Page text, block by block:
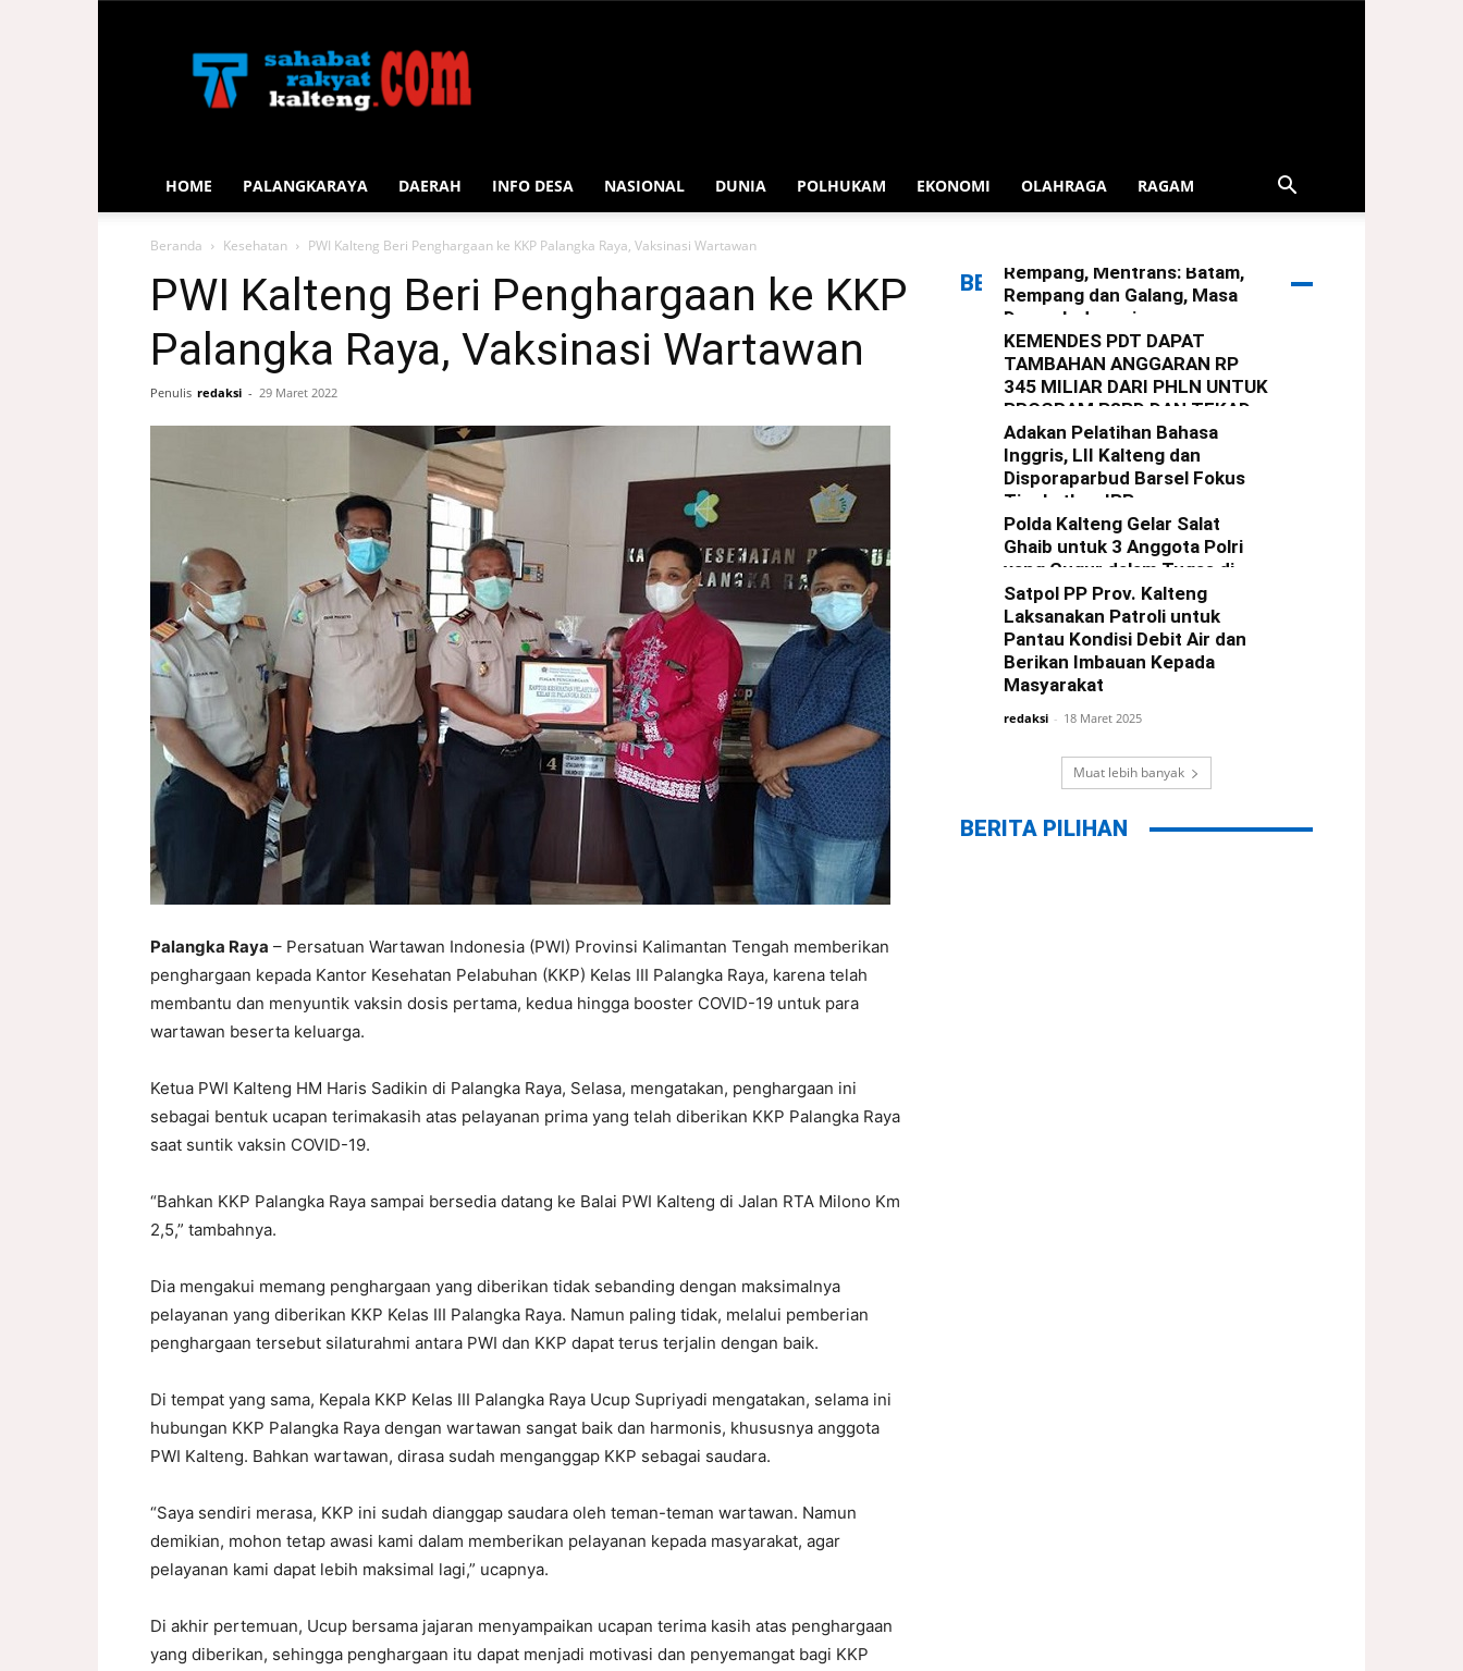
Rakyat
Kalteng
HOME PALANGKARAYA DAERAH INFO DESA NASIONAL DUNIA POLHUKAM EKONOMI OLAHRAGA RAGAM
Beranda Kesehatan PWI Kalteng Beri Penghargaan ke KKP Palangka Raya, Vaksinasi Wartawan
PWI Kalteng Beri Penghargaan ke KKP
Palangka Raya, Vaksinasi Wartawan
Penulis redaksi - 29 Maret 2022
Palangka Raya – Persatuan Wartawan Indonesia (PWI) Provinsi Kalimantan Tengah memberikan
penghargaan kepada Kantor Kesehatan Pelabuhan (KKP) Kelas III Palangka Raya, karena telah
membantu dan menyuntik vaksin dosis pertama, kedua hingga booster COVID-19 untuk para
wartawan beserta keluarga.
Ketua PWI Kalteng HM Haris Sadikin di Palangka Raya, Selasa, mengatakan, penghargaan ini
sebagai bentuk ucapan terimakasih atas pelayanan prima yang telah diberikan KKP Palangka Raya
saat suntik vaksin COVID-19.
“Bahkan KKP Palangka Raya sampai bersedia datang ke Balai PWI Kalteng di Jalan RTA Milono Km
2,5,” tambahnya.
Dia mengakui memang penghargaan yang diberikan tidak sebanding dengan maksimalnya
pelayanan yang diberikan KKP Kelas III Palangka Raya. Namun paling tidak, melalui pemberian
penghargaan tersebut silaturahmi antara PWI dan KKP dapat terus terjalin dengan baik.
Di tempat yang sama, Kepala KKP Kelas III Palangka Raya Ucup Supriyadi mengatakan, selama ini
hubungan KKP Palangka Raya dengan wartawan sangat baik dan harmonis, khususnya anggota
PWI Kalteng. Bahkan wartawan, dirasa sudah menganggap KKP sebagai saudara.
“Saya sendiri merasa, KKP ini sudah dianggap saudara oleh teman-teman wartawan. Namun
demikian, mohon tetap awasi kami dalam memberikan pelayanan kepada masyarakat, agar
pelayanan kami dapat lebih maksimal lagi,” ucapnya.
Di akhir pertemuan, Ucup bersama jajaran menyampaikan ucapan terima kasih atas penghargaan
yang diberikan, sehingga penghargaan itu dapat menjadi motivasi dan penyemangat bagi KKP
BERITA TERBARU
Rempang, Mentrans: Batam,
Rempang dan Galang, Masa
Depan Indonesia
redaksi - 29 Maret 2025
KEMENDES PDT DAPAT
TAMBAHAN ANGGARAN RP
345 MILIAR DARI PHLN UNTUK
PROGRAM P3PD DAN TEKAD
redaksi - 22 Maret 2025
Adakan Pelatihan Bahasa
Inggris, LII Kalteng dan
Disporaparbud Barsel Fokus
Tingkatkan IPP
redaksi - 21 Maret 2025
Polda Kalteng Gelar Salat
Ghaib untuk 3 Anggota Polri
yang Gugur dalam Tugas di
Way Kanan Lampung
redaksi - 19 Maret 2025
Satpol PP Prov. Kalteng
Laksanakan Patroli untuk
Pantau Kondisi Debit Air dan
Berikan Imbauan Kepada
Masyarakat
redaksi - 18 Maret 2025
Muat lebih banyak
BERITA PILIHAN